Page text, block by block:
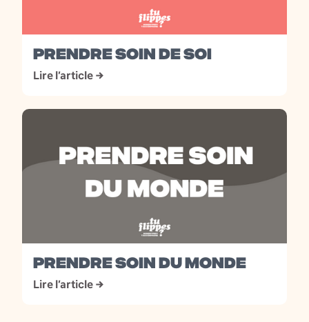
PRENDRE SOIN DE SOI
Lire l’article →
PRENDRE SOIN DU MONDE
Lire l’article →